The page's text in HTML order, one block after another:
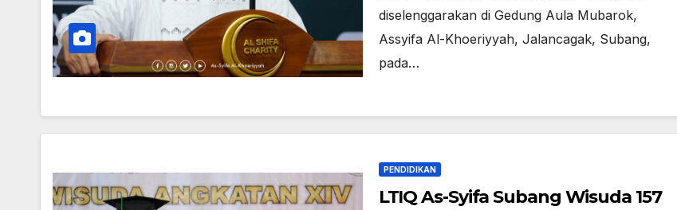
diselenggarakan di Gedung Aula Mubarok,
Assyifa Al-Khoeriyyah, Jalancagak, Subang,
pada…
PENDIDIKAN
LTIQ As-Syifa Subang Wisuda 157